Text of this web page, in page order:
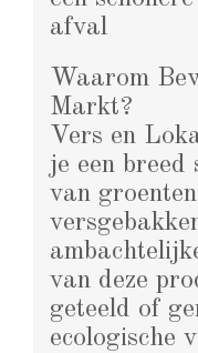
afval​
Waarom
Markt?
Vers en
je een breed
van
van deze
geteeld of
ecologische